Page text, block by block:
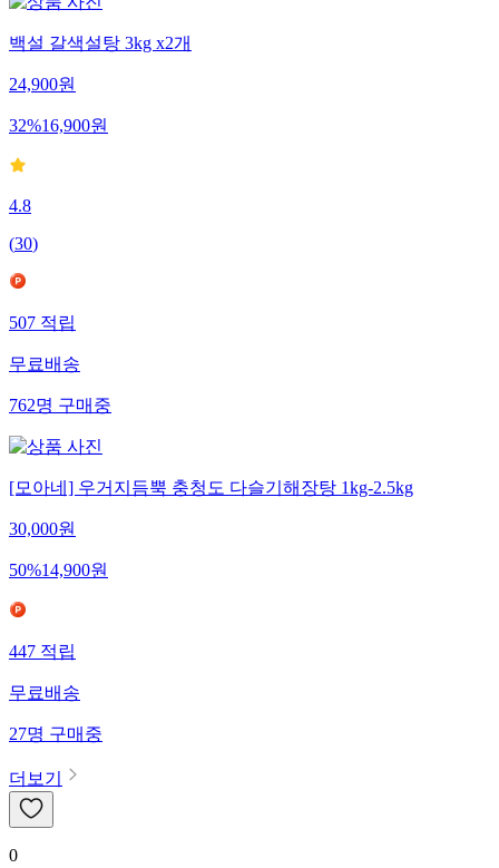
백설 갈색설탕 3kg x2개
24,900원
32%16,900원
4.8
(30)
507적립
무료배송
762명구매중
[모아네] 우거지듬뿍 충청도 다슬기해장탕 1kg-2.5kg
30,000원
50%14,900원
447적립
무료배송
27명구매중
더보기
0